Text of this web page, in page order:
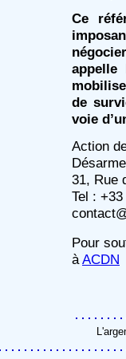
Ce
de
voie
Action
31, Rue
Tel :
Pour
àACDN